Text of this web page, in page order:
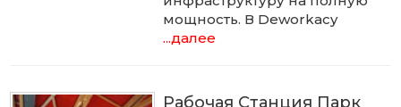
мощность. В Deworkacy
...далее
Рабочая Станция Парк